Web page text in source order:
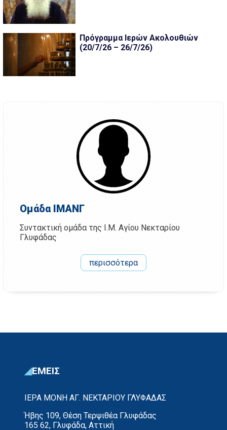
Πρόγραμμα Ιερών Ακολουθιών
(20/7/26 – 26/7/26)
Ομάδα ΙΜΑΝΓ
Συντακτική ομάδα της Ι.Μ. Αγίου Νεκταρίου
Γλυφάδας
περισσότερα
ΕΜΕΙΣ
ΙΕΡΑ ΜΟΝΗ ΑΓ. ΝΕΚΤΑΡΙΟΥ ΓΛΥΦΑΔΑΣ
Ήβης 109, Θέση Τερψιθέα Γλυφάδας
165 62, Γλυφάδα, Αττική